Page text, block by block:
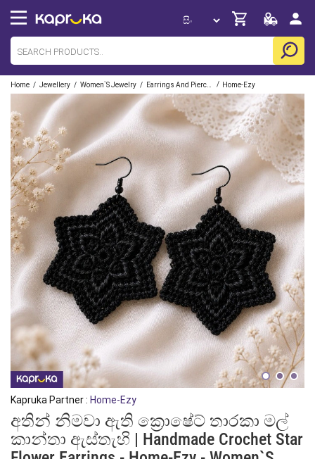
Home / Jewellery / Women`s Jewelry / / Home-Ezy
Kapruka Partner : Home-Ezy
අතින් නිමවා ඇති ක්‍රොෂේට් තාරකා මල්
කාන්තා ඇස්තැහි | Handmade Crochet Star